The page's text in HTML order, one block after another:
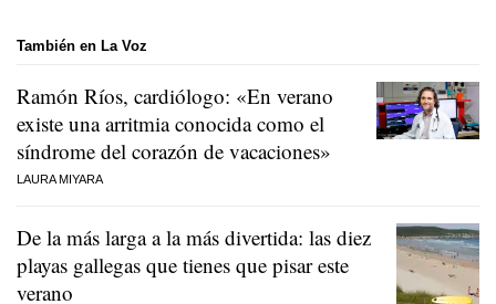
También en La Voz
Ramón Ríos, cardiólogo: «En verano
existe una arritmia conocida como el
síndrome del corazón de vacaciones»
LAURA MIYARA
De la más larga a la más divertida: las diez
playas gallegas que tienes que pisar este
verano